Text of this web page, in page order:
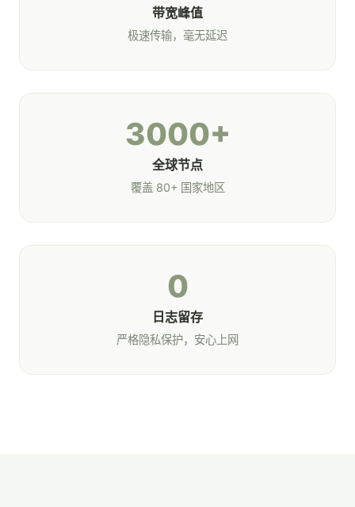
带宽峰值
极速传输，毫无延迟
3000+
全球节点
覆盖 80+ 国家地区
0
日志留存
严格隐私保护，安心上网